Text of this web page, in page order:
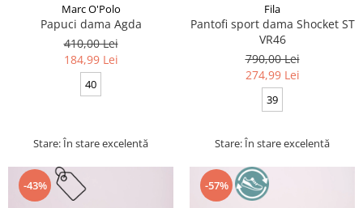
Marc O'Polo
Papuci dama Agda
410,00 Lei
184,99 Lei
40
Stare: În stare excelentă
Fila
Pantofi sport dama Shocket ST
VR46
790,00 Lei
274,99 Lei
39
Stare: În stare excelentă
-43% -57%